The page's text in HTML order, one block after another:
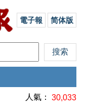
電子報 简体版
人氣： 30,033